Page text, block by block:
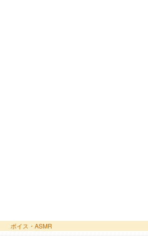
ボイス・ASMR